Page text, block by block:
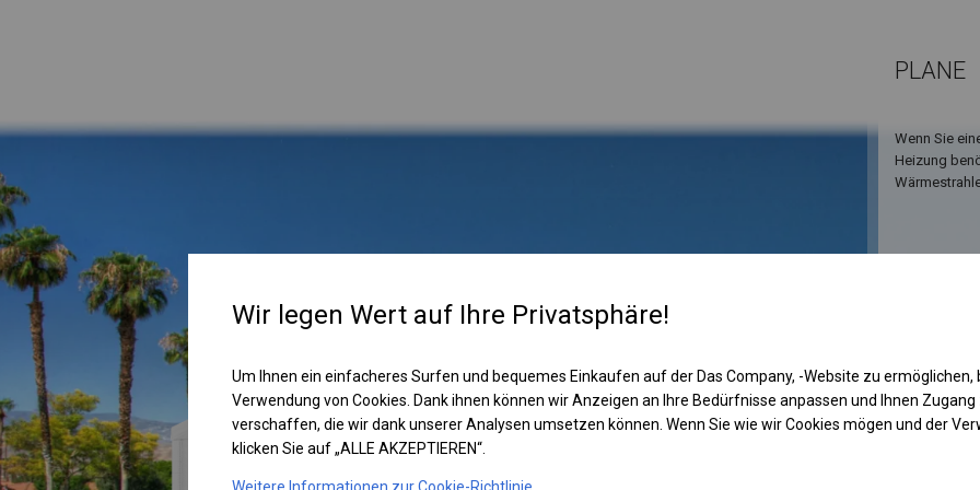
PLANE
Wenn Sie
Heizung
Wir legen Wert auf Ihre Privatsphäre!
Um Ihnen ein einfacheres Surfen und bequemes Einkaufen auf der Das Company, -Website zu
Verwendung von Cookies. Dank ihnen können wir Anzeigen an Ihre Bedürfnisse anpassen und Ihnen
verschaffen, die wir dank unserer Analysen umsetzen können. Wenn Sie wie wir Cookies mögen und der
klicken Sie auf „ALLE AKZEPTIEREN“.
Weitere Informationen zur Cookie-Richtlinie